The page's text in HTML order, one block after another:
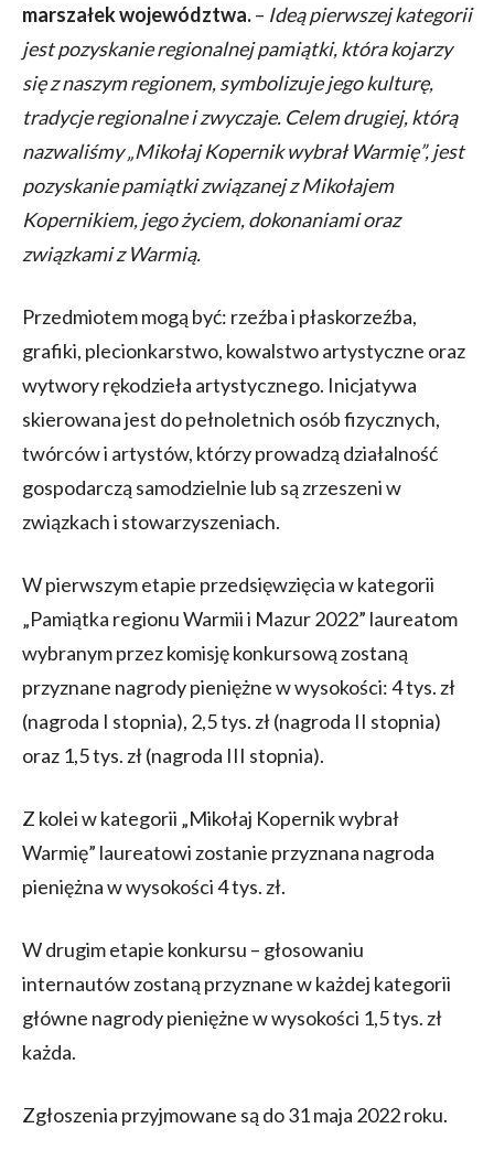
marszałek województwa.– Ideą pierwszej kategorii
jest pozyskanie regionalnej pamiątki, która kojarzy
się z naszym regionem, symbolizuje jego kulturę,
tradycje regionalne i zwyczaje. Celem drugiej, którą
nazwaliśmy „Mikołaj Kopernik wybrał Warmię”, jest
pozyskanie pamiątki związanej z Mikołajem
Kopernikiem, jego życiem, dokonaniami oraz
związkami z Warmią.
Przedmiotem mogą być: rzeźba i płaskorzeźba,
grafiki, plecionkarstwo, kowalstwo artystyczne oraz
wytwory rękodzieła artystycznego. Inicjatywa
skierowana jest do pełnoletnich osób fizycznych,
twórców i artystów, którzy prowadzą działalność
gospodarczą samodzielnie lub są zrzeszeni w
związkach i stowarzyszeniach.
W pierwszym etapie przedsięwzięcia w kategorii
„Pamiątka regionu Warmii i Mazur 2022” laureatom
wybranym przez komisję konkursową zostaną
przyznane nagrody pieniężne w wysokości: 4 tys. zł
(nagroda I stopnia), 2,5 tys. zł (nagroda II stopnia)
oraz 1,5 tys. zł (nagroda III stopnia).
Z kolei w kategorii „Mikołaj Kopernik wybrał
Warmię” laureatowi zostanie przyznana nagroda
pieniężna w wysokości 4 tys. zł.
W drugim etapie konkursu – głosowaniu
internautów zostaną przyznane w każdej kategorii
główne nagrody pieniężne w wysokości 1,5 tys. zł
każda.
Zgłoszenia przyjmowane są do 31 maja 2022 roku.